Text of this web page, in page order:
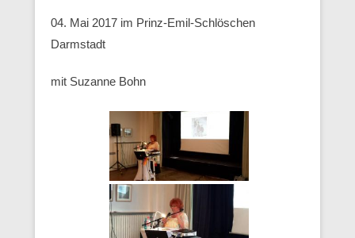
04. Mai 2017 im Prinz-Emil-Schlöschen
Darmstadt
mit Suzanne Bohn